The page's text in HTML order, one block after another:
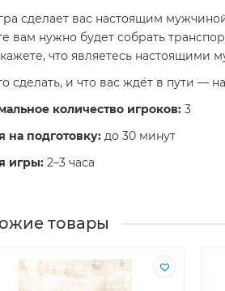
сделает вас настоящим
вам нужно будет собрать
что являетесь настоящими
сделать, и что вас ждёт в пути —
количество игроков: 3
на подготовку: до 30 минут
игры: 2–3 часа
товары